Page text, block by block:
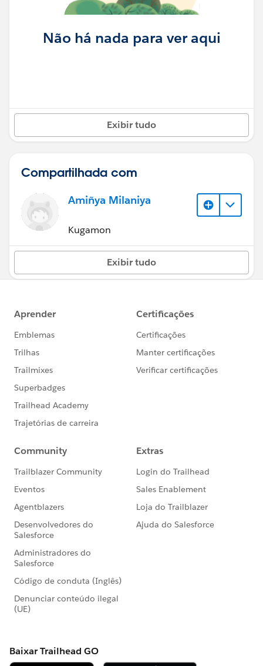
Não há nada para ver aqui
Exibir tudo
Compartilhada com
Amiñya Milaniya
Kugamon
Exibir tudo